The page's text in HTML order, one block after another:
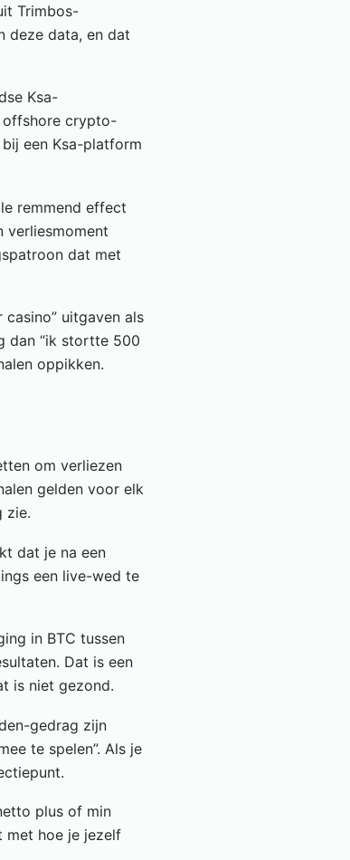
Trimbos-
deze data, en dat
Ksa-
offshore crypto-
een Ksa-platform
remmend effect
verliesmoment
dat met
uitgaven als
dan “ik stortte 500
oppikken.
om verliezen
gelden voor elk
zie.
dat je na een
een live-wed te
in BTC tussen
Dat is een
is niet gezond.
gedrag zijn
te spelen”. Als je
plus of min
met hoe je jezelf